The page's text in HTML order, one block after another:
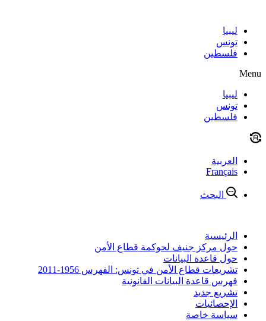
contentليبيا
تونس
فلسطين
Menu
ليبيا
تونس
فلسطين
العربية
Français
البحث
الرئيسية
حول مركز جنيف لحوكمة قطاع الأمن
حول قاعدة البيانات
تشريعات قطاع الأمن في تونس: الفهرس 1956-2011
فهرس قاعدة البيانات القانونية
تشريع جديد
الإحصائيات
سياسة خاصة